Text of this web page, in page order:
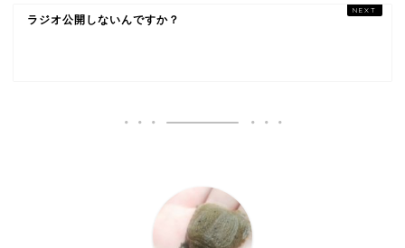
ラジオ公開しないんですか？